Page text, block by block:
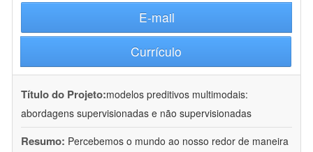
E-mail
Currículo
Título do Projeto:modelos preditivos multimodais:
abordagens supervisionadas e não supervisionadas
Resumo: Percebemos o mundo ao nosso redor de maneira